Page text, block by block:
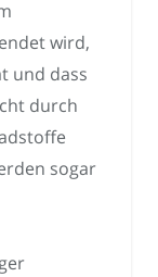
wird,
und dass
durch
sogar